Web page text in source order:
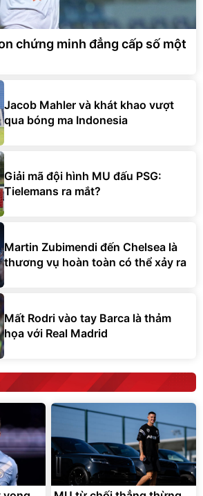
chứng minh đẳng cấp số một
Jacob Mahler và khát khao vượt
qua bóng ma Indonesia
Giải mã đội hình MU đấu PSG:
Tielemans ra mắt?
Martin Zubimendi đến Chelsea là
thương vụ hoàn toàn có thể xảy ra
Mất Rodri vào tay Barca là thảm
họa với Real Madrid